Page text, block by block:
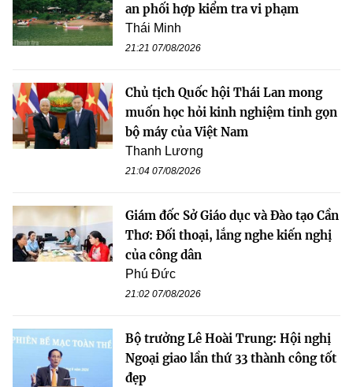
an phối hợp kiểm tra vi phạm
Thái Minh
21:21 07/08/2026
Chủ tịch Quốc hội Thái Lan mong
muốn học hỏi kinh nghiệm tinh gọn
bộ máy của Việt Nam
Thanh Lương
21:04 07/08/2026
Giám đốc Sở Giáo dục và Đào tạo Cần
Thơ: Đối thoại, lắng nghe kiến nghị
của công dân
Phú Đức
21:02 07/08/2026
Bộ trưởng Lê Hoài Trung: Hội nghị
Ngoại giao lần thứ 33 thành công tốt
đẹp